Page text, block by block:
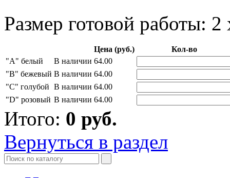
Размер готовой работы:
Цена (руб.)
Кол-во
"A" белый
В наличии 64.00
"B" бежевый В наличии 64.00
"C" голубой В наличии 64.00
"D" розовый В наличии 64.00
Итого: 0 руб.
Вернуться в раздел